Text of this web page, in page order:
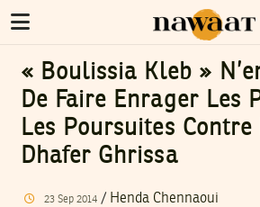
« Boulissia Kleb »
De Faire Enrager Les
Les Poursuites Contre
Dhafer Ghrissa
23 Sep 2014/ Henda Chennaoui